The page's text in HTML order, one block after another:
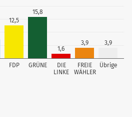
FDP GRÜNE
DIE
LINKE
FREIE
WÄHLER
Übrige
12,5
15,8
1,6
3,9 3,9